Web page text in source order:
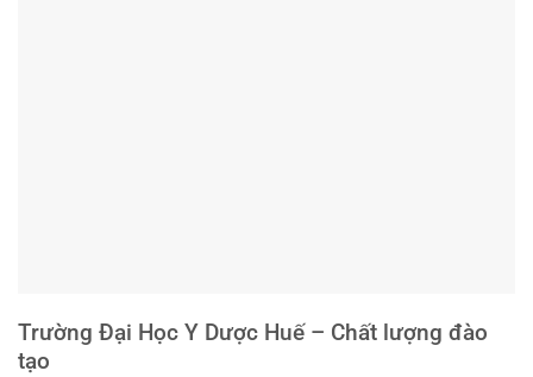
Trường Đại Học Y Dược Huế – Chất lượng đào
tạo